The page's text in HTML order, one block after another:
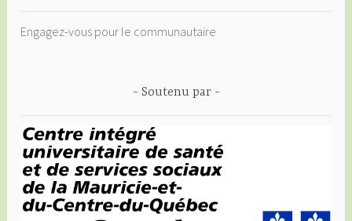
Engagez-vous pour le communautaire
Soutenu par